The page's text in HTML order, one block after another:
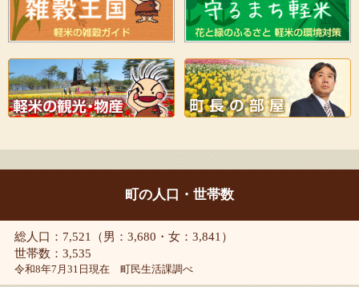
町の人口・世帯数
総人口：7,521（男：3,680・女：3,841）
世帯数：3,535
令和8年7月31日現在 町民生活課調べ